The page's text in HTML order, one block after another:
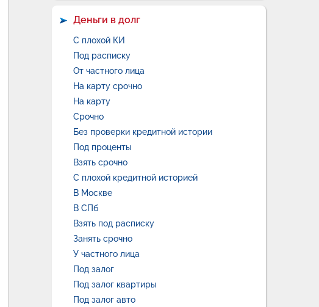
Деньги в долг
С плохой КИ
Под расписку
От частного лица
На карту срочно
На карту
Срочно
Без проверки кредитной истории
Под проценты
Взять срочно
С плохой кредитной историей
В Москве
В СПб
Взять под расписку
Занять срочно
У частного лица
Под залог
Под залог квартиры
Под залог авто